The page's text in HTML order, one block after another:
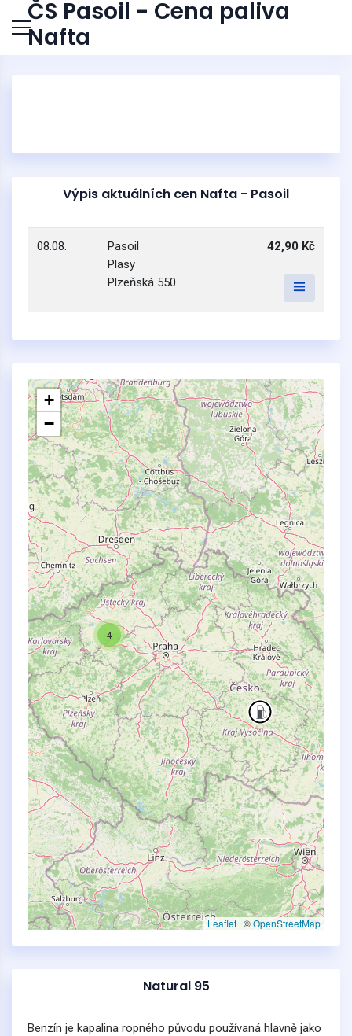
ČS Pasoil - Cena paliva
Nafta
Výpis aktuálních cen Nafta - Pasoil
08.08.
Pasoil
Plasy
Plzeňská 550
42,90 Kč
4
+
−
Leaflet | ©OpenStreetMap
Natural 95
Benzín je kapalina ropného původu používaná hlavně jako